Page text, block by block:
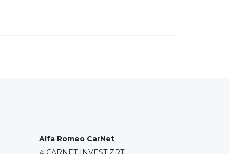
Alfa Romeo CarNet